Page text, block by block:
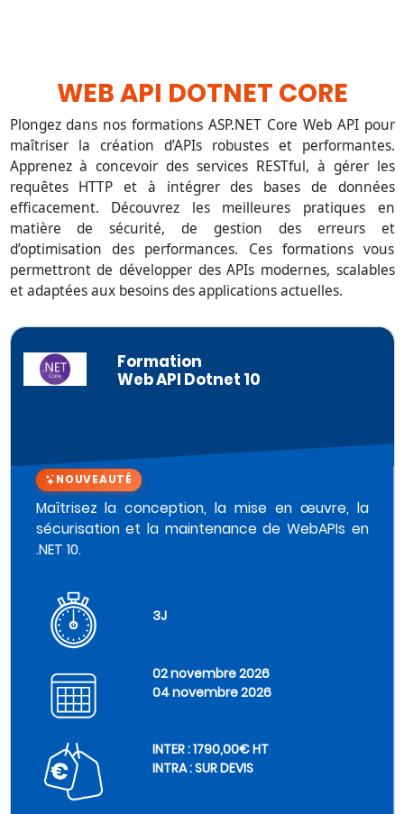
WEB API DOTNET CORE
Plongez dans nos formations ASP.NET Core Web API pour
maîtriser la création d’APIs robustes et performantes.
Apprenez à concevoir des services RESTful, à gérer les
requêtes HTTP et à intégrer des bases de données
efficacement. Découvrez les meilleures pratiques en
matière de sécurité, de gestion des erreurs et
d’optimisation des performances. Ces formations vous
permettront de développer des APIs modernes, scalables
et adaptées aux besoins des applications actuelles.
Formation
Web API Dotnet 10
NOUVEAUTÉ
Maîtrisez la conception, la mise en œuvre, la
sécurisation et la maintenance de WebAPIs en
.NET 10.
3J
02 novembre 2026
04 novembre 2026
INTER : 1790,00€ HT
INTRA : SUR DEVIS